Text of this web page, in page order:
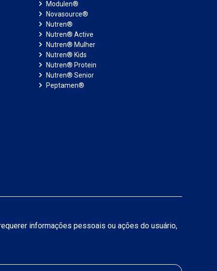
Modulen®
Novasource®
Nutren®
Nutren® Active
Nutren® Mulher
Nutren® Kids
Nutren® Protein
Nutren® Senior
Peptamen®
informações pessoais ou ações do usuário,